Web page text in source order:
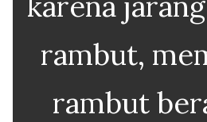
rambut,
rambut